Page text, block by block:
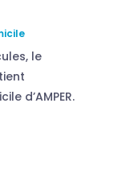
le
d’AMPER.